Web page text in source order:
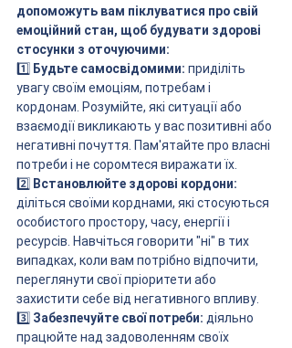
допоможуть вам піклуватися про свій
емоційний стан, щоб будувати здорові
стосунки з оточуючими:
1️⃣ Будьте самосвідомими: приділіть
увагу своїм емоціям, потребам і
кордонам. Розумійте, які ситуації або
взаємодії викликають у вас позитивні або
негативні почуття. Пам'ятайте про власні
потреби і не соромтеся виражати їх.
2️⃣ Встановлюйте здорові кордони:
діліться своїми корднами, які стосуються
особистого простору, часу, енергії і
ресурсів. Навчіться говорити "ні" в тих
випадках, коли вам потрібно відпочити,
переглянути свої пріоритети або
захистити себе від негативного впливу.
3️⃣ Забезпечуйте свої потреби: діяльно
працюйте над задоволенням своїх